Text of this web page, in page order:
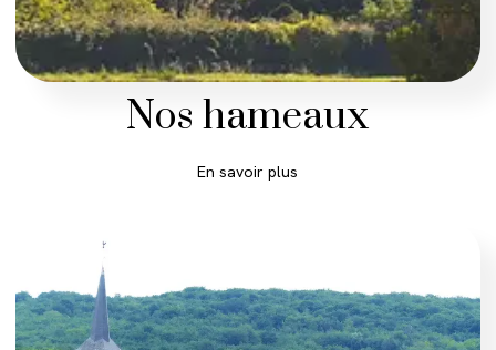
Nos hameaux